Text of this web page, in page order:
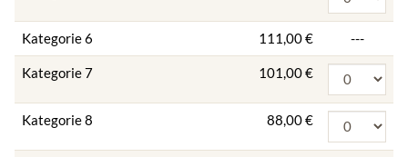
Kategorie 6 111,00 € ---
Kategorie 7 101,00 €
Kategorie 8 88,00 €